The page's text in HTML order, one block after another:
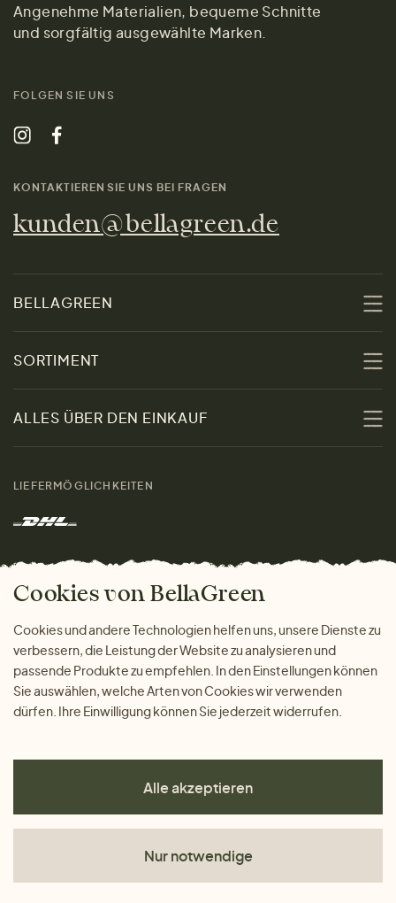
Angenehme Materialien, bequeme Schnitte
und sorgfältig ausgewählte Marken.
FOLGEN SIE UNS
KONTAKTIEREN SIE UNS BEI FRAGEN
kunden@bellagreen.de
BELLAGREEN
Nachhaltigkeit
Kontakt
Marken
Das freundliche Magazin
SORTIMENT
Damen
Herren
Geschenke
ALLES ÜBER DEN EINKAUF
Warum bei uns einkaufen
LIEFERMÖGLICHKEITEN
ZAHLUNGSMÖGLICHKEITEN
Cookies von BellaGreen
Cookies und andere Technologien helfen uns, unsere Dienste zu
verbessern, die Leistung der Website zu analysieren und
passende Produkte zu empfehlen. In den Einstellungen können
Sie auswählen, welche Arten von Cookies wir verwenden
dürfen. Ihre Einwilligung können Sie jederzeit widerrufen.
Alle akzeptieren
Nur notwendige